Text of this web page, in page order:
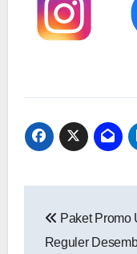
pos
Paket Promo
Reguler